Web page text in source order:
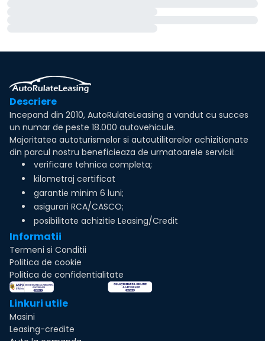
Descriere
Incepand din 2010, AutoRulateLeasing a vandut cu succes
un numar de peste 18.000 autovehicule.
Majoritatea autoturismelor si autoutilitarelor achizitionate
din parcul nostru beneficieaza de urmatoarele servicii:
verificare tehnica completa;
kilometraj certificat
garantie minim 6 luni;
asigurari RCA/CASCO;
posibilitate achizitie Leasing/Credit
Informatii
Termeni si Conditii
Politica de cookie
Politica de confidentialitate
Linkuri utile
Masini
Leasing-credite